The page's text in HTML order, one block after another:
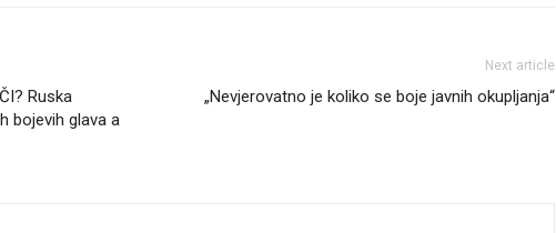
Ruska
bojevih glava a
Next article
„Nevjerovatno je koliko se boje javnih okupljanja“